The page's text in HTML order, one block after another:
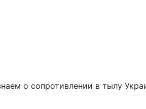
о сопротивлении в тылу